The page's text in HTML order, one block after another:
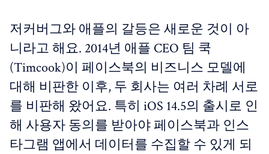
저커버그와 애플의 갈등은 새로운 것이 아
니라고 해요. 2014년 애플 CEO 팀 쿡
(Timcook)이 페이스북의 비즈니스 모델에
대해 비판한 이후, 두 회사는 여러 차례 서로
를 비판해 왔어요. 특히 iOS 14.5의 출시로 인
해 사용자 동의를 받아야 페이스북과 인스
타그램 앱에서 데이터를 수집할 수 있게 되